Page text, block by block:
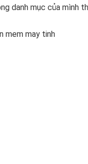
danh mục của mình